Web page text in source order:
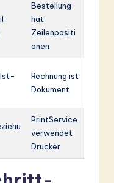
Bestellung
hat
Zeilenpositi
onen
Rechnung ist
Dokument
PrintService
verwendet
Drucker